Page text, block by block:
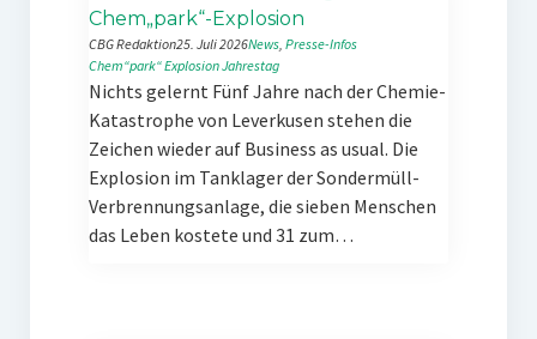
Chem„park“-Explosion
CBG Redaktion25. Juli 2026News, Presse-Infos
Chem“park“ExplosionJahrestag
Nichts gelernt Fünf Jahre nach der Chemie-
Katastrophe von Leverkusen stehen die
Zeichen wieder auf Business as usual. Die
Explosion im Tanklager der Sondermüll-
Verbrennungsanlage, die sieben Menschen
das Leben kostete und 31 zum…